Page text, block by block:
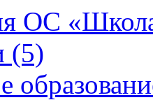
ОС
(5)